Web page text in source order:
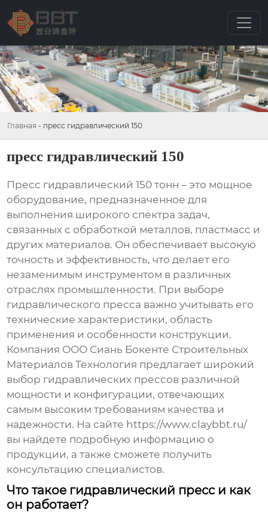
Главная - пресс гидравлический 150
пресс гидравлический 150
Пресс гидравлический 150 тонн – это мощное
оборудование, предназначенное для
выполнения широкого спектра задач,
связанных с обработкой металлов, пластмасс и
других материалов. Он обеспечивает высокую
точность и эффективность, что делает его
незаменимым инструментом в различных
отраслях промышленности. При выборе
гидравлического пресса важно учитывать его
технические характеристики, область
применения и особенности конструкции.
Компания ООО Сиань Бокенте Строительных
Материалов Технология предлагает широкий
выбор гидравлических прессов различной
мощности и конфигурации, отвечающих
самым высоким требованиям качества и
надежности. На сайте https://www.claybbt.ru/
вы найдете подробную информацию о
продукции, а также сможете получить
консультацию специалистов.
Что такое гидравлический пресс и как
он работает?